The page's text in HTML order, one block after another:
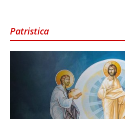
Patristica